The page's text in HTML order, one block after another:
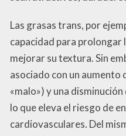
Las grasas trans, por
capacidad para prolongar
mejorar su textura. Sin
asociado con un
«malo») y una
lo que eleva el riesgo de
cardiovasculares. Del